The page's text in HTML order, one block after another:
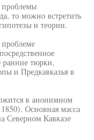
проблемы
то можно встретить
и теории.
ранние тюрки,
и Предкавказья в
в анонимном
Основная масса
Северном Кавказе